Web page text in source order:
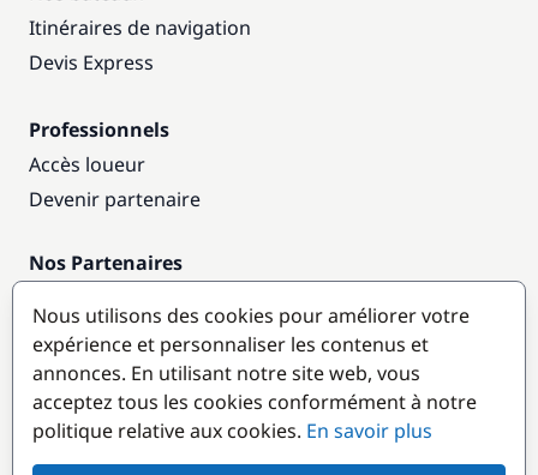
Itinéraires de navigation
Devis Express
Professionnels
Accès loueur
Devenir partenaire
Nos Partenaires
Destinations populaires
Nous utilisons des cookies pour améliorer votre
expérience et personnaliser les contenus et
annonces. En utilisant notre site web, vous
acceptez tous les cookies conformément à notre
politique relative aux cookies. En savoir plus